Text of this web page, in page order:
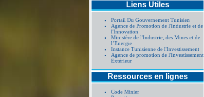
Liens Utiles
Portail Du Gouvernement Tunisien
Agence de Promotion de l'Industrie et de
l'Innovation
Ministère de l'Industrie, des Mines et de
l’Energie
Instance Tunisienne de l'Investissement
Agence de promotion de l'Investissement
Extérieur
Ressources en lignes
Code Minier